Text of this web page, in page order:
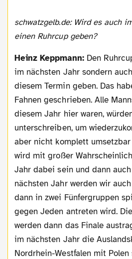
schwatzgelb.de: Wird es auch
einen Ruhrcup geben?
Heinz Keppmann:Den
im nächsten Jahr sondern
diesem Termin geben. Das
Fahnen geschrieben. Alle
diesem Jahr hier waren,
unterschreiben, um
aber nicht komplett umsetzbar
wird mit großer
Jahr dabei sein und dann
nächsten Jahr werden wir
dann in zwei Fünfergruppen
gegen Jeden antreten wird.
werden dann das Finale
im nächsten Jahr die
Nordrhein-Westfalen mit